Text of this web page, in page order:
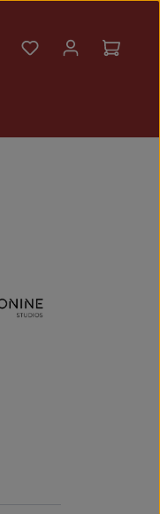
Du hast 0